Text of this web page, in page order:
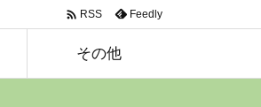
その他
 RSS Feedly